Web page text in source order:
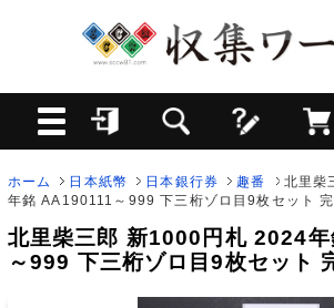
ホーム 日本紙幣 日本銀行券 趣番
北里柴
年銘 AA190111～999 下三桁ゾロ目9枚セット
北里柴三郎 新1000円札 2024
～999 下三桁ゾロ目9枚セット